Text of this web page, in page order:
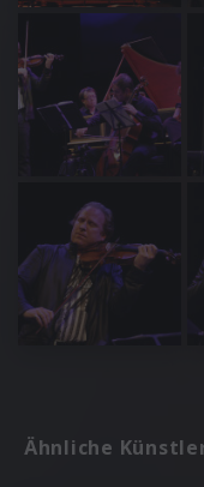
Ähnliche